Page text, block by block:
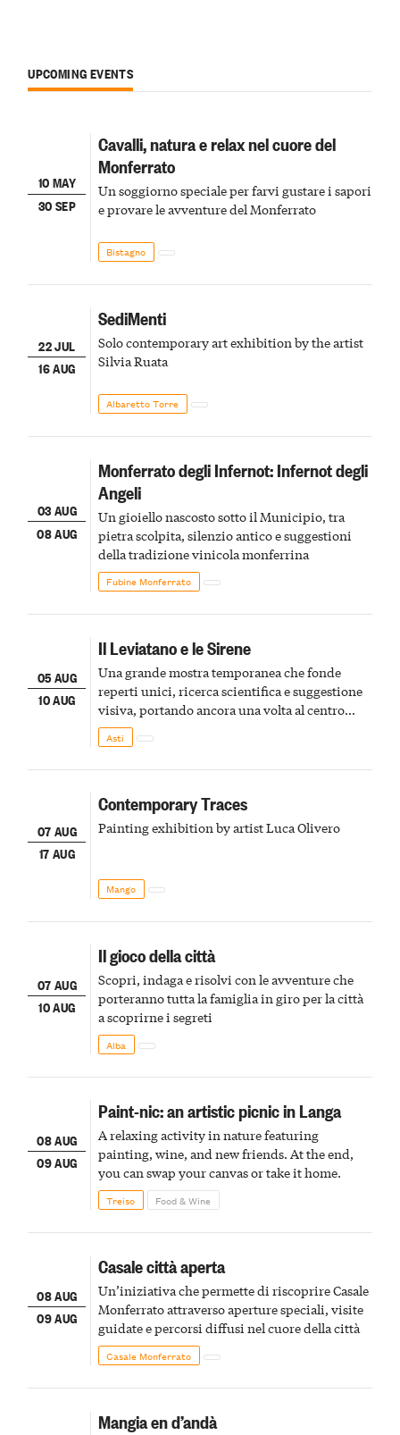
UPCOMING EVENTS
10 MAY
30 SEP
Cavalli, natura e relax nel cuore del
Monferrato
Un soggiorno speciale per farvi gustare i sapori
e provare le avventure del Monferrato
Bistagno
22 JUL
16 AUG
SediMenti
Solo contemporary art exhibition by the artist
Silvia Ruata
Albaretto Torre
03 AUG
08 AUG
Monferrato degli Infernot: Infernot degli
Angeli
Un gioiello nascosto sotto il Municipio, tra
pietra scolpita, silenzio antico e suggestioni
della tradizione vinicola monferrina
Fubine Monferrato
05 AUG
10 AUG
Il Leviatano e le Sirene
Una grande mostra temporanea che fonde
reperti unici, ricerca scientifica e suggestione
visiva, portando ancora una volta al centro
della scena le meraviglie del passato astigiano
Asti
07 AUG
17 AUG
Contemporary Traces
Painting exhibition by artist Luca Olivero
Mango
07 AUG
10 AUG
Il gioco della città
Scopri, indaga e risolvi con le avventure che
porteranno tutta la famiglia in giro per la città
a scoprirne i segreti
Alba
08 AUG
09 AUG
Paint-nic: an artistic picnic in Langa
A relaxing activity in nature featuring
painting, wine, and new friends. At the end,
you can swap your canvas or take it home.
Treiso Food & Wine
08 AUG
09 AUG
Casale città aperta
Un’iniziativa che permette di riscoprire Casale
Monferrato attraverso aperture speciali, visite
guidate e percorsi diffusi nel cuore della città
Casale Monferrato
Mangia en d’andà